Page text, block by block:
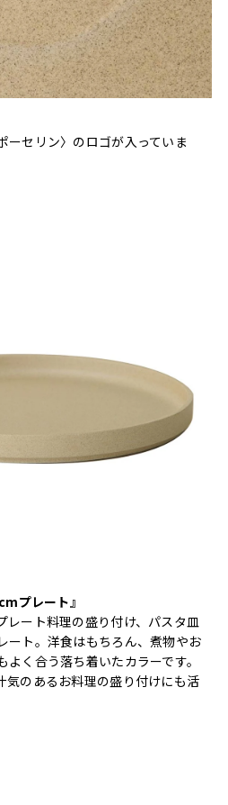
ーセリン〉のロゴが入っていま
プレート』
レート料理の盛り付け、パスタ皿
ート。洋食はもちろん、煮物やお
く合う落ち着いたカラーです。
気のあるお料理の盛り付けにも活